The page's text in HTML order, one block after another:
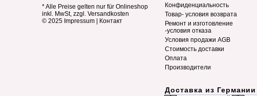
* Alle Preise gelten nur für Onlineshop
inkl. MwSt, zzgl. Versandkosten
© 2025 Impressum | Контакт
Конфиденциальность
Товар- условия возврата
Ремонт и изготовление
-условия отказа
Условия продажи AGB
Стоимость доставки
Оплата
Производители
Доставка из Германии